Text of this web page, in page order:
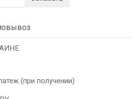
(при получении)